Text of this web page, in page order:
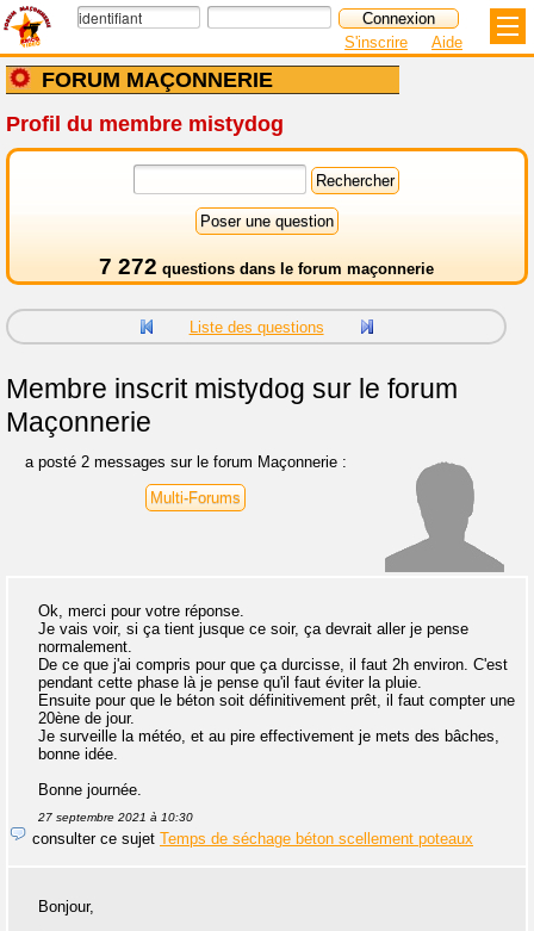
FORUM MAÇONNERIE
S'inscrire Aide
Profil du membre mistydog
7 272 questions dans le forum maçonnerie
Liste des questions
Membre inscritmistydog sur le forum
Maçonnerie
a posté 2 messages sur le forum Maçonnerie :
Multi-Forums
Ok, merci pour votre réponse.
Je vais voir, si ça tient jusque ce soir, ça devrait aller je pense
normalement.
De ce que j'ai compris pour que ça durcisse, il faut 2h environ. C'est
pendant cette phase là je pense qu'il faut éviter la pluie.
Ensuite pour que le béton soit définitivement prêt, il faut compter une
20ène de jour.
Je surveille la météo, et au pire effectivement je mets des bâches,
bonne idée.
Bonne journée.
27 septembre 2021 à 10:30
consulter ce sujet Temps de séchage béton scellement poteaux
Bonjour,